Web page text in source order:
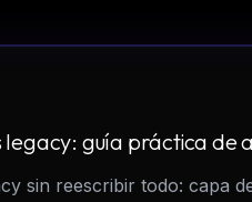
legacy: guía práctica de
sin reescribir todo: capa